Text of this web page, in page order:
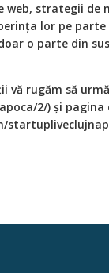
web, strategii
lor pe parte
o parte din
vă rugăm să
2/) şi pagina